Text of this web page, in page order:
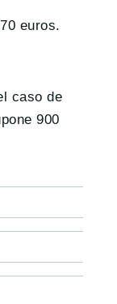
euros.
caso de
900